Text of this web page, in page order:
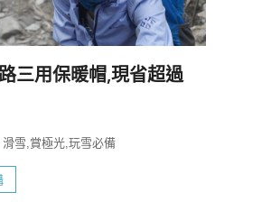
三用保暖帽,現省超過
雪,賞極光,玩雪必備